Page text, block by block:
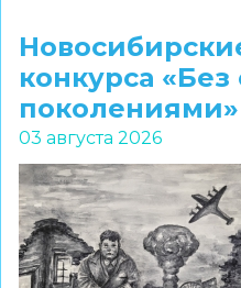
на
статуса
«Площадка
НТО»
2026–
2027
учебного
конкурса
поколениями»
03 августа 2026